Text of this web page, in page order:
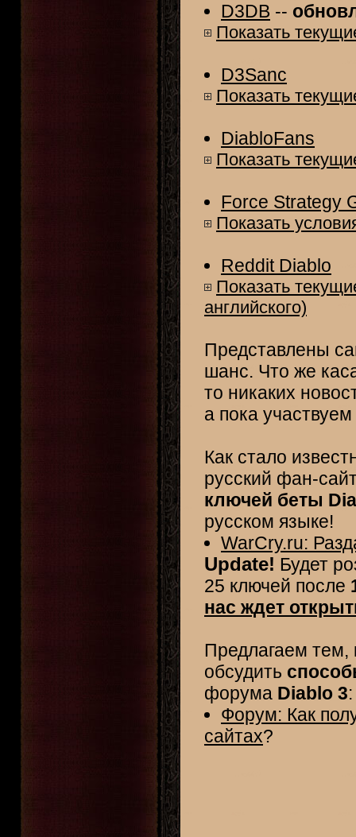
D3DB --
Показать
D3Sanc
Показать
DiabloFans
Показать
Force Strategy
Показать
Reddit Diablo
Показать
английского)
Представлены
шанс. Что же
то никаких
а пока
Как стало
русский фан-
ключей беты
русском языке!
WarCry.ru:
Update! Будет
25 ключей после
нас ждет
Предлагаем тем,
обсудить
форума Diablo 3:
Форум: Как
сайтах?